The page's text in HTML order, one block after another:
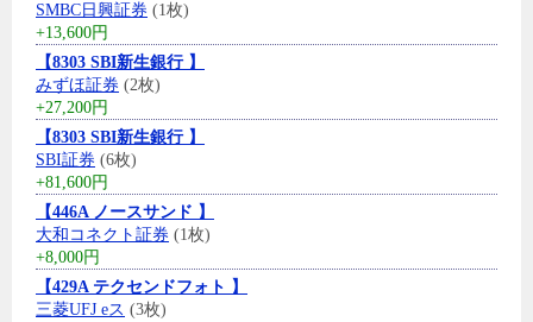
SMBC日興証券 (1枚)
+13,600円
【8303 SBI新生銀行 】
みずほ証券 (2枚)
+27,200円
【8303 SBI新生銀行 】
SBI証券 (6枚)
+81,600円
【446A ノースサンド 】
大和コネクト証券 (1枚)
+8,000円
【429A テクセンドフォト 】
三菱UFJ eス (3枚)